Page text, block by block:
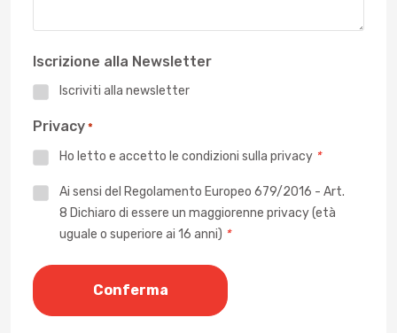
Iscrizione alla Newsletter
Iscriviti alla newsletter
Privacy *
Ho letto e accetto le condizioni sulla privacy *
PrivacyAi sensi del Regolamento Europeo 679/2016 - Art.
8 Dichiaro di essere un maggiorenne privacy (età
uguale o superiore ai 16 anni) *